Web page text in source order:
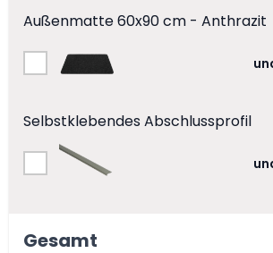
Außenmatte 60x90 cm - Anthrazit
Selbstklebendes Abschlussprofil
Gesamt